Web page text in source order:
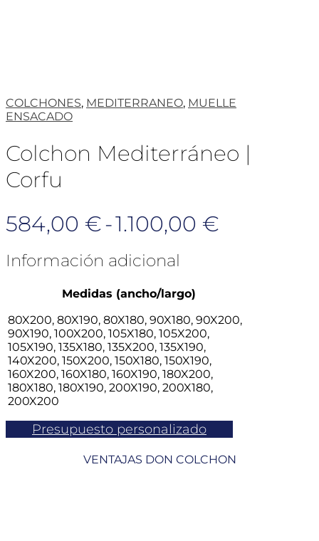
COLCHONES, MEDITERRANEO, MUELLE
ENSACADO
Colchon Mediterráneo |
Corfu
584,00 €-1.100,00 €
584,00 €
Información adicional
Medidas (ancho/largo)
80X200, 80X190, 80X180, 90X180, 90X200,
90X190, 100X200, 105X180, 105X200,
105X190, 135X180, 135X200, 135X190,
140X200, 150X200, 150X180, 150X190,
160X200, 160X180, 160X190, 180X200,
180X180, 180X190, 200X190, 200X180,
200X200
Presupuesto personalizado
VENTAJAS DON COLCHON